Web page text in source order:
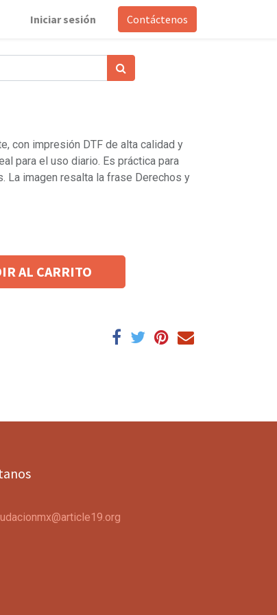
Iniciar sesión Contáctenos
con impresión DTF de alta calidad y
para el uso diario. Es práctica para
La imagen resalta la frase Derechos y
AL CARRITO